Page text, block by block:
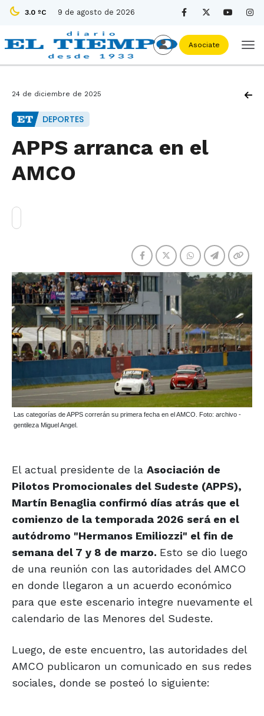
3.0 ºC 9 de agosto de 2026
Asociate
24 de diciembre de 2025
DEPORTES
APPS arranca en el
AMCO
Las categorías de APPS correrán su primera fecha en el AMCO. Foto: archivo -
gentileza Miguel Angel.
El actual presidente de la Asociación de
Pilotos Promocionales del Sudeste (APPS),
Martín Benaglia confirmó días atrás que el
comienzo de la temporada 2026 será en el
autódromo "Hermanos Emiliozzi" el fin de
semana del 7 y 8 de marzo. Esto se dio luego
de una reunión con las autoridades del AMCO
en donde llegaron a un acuerdo económico
para que este escenario integre nuevamente el
calendario de las Menores del Sudeste.
Luego, de este encuentro, las autoridades del
AMCO publicaron un comunicado en sus redes
sociales, donde se posteó lo siguiente: